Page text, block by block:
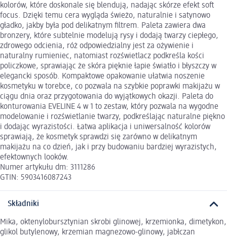
kolorów, które doskonale się blendują, nadając skórze efekt soft
focus. Dzięki temu cera wygląda świeżo, naturalnie i satynowo
gładko, jakby była pod delikatnym filtrem. Paleta zawiera dwa
bronzery, które subtelnie modelują rysy i dodają twarzy ciepłego,
zdrowego odcienia, róż odpowiedzialny jest za ożywienie i
naturalny rumieniec, natomiast rozświetlacz podkreśla kości
policzkowe, sprawiając że skóra pięknie łapie światło i błyszczy w
elegancki sposób. Kompaktowe opakowanie ułatwia noszenie
kosmetyku w torebce, co pozwala na szybkie poprawki makijażu w
ciągu dnia oraz przygotowania do wyjątkowych okazji. Paleta do
konturowania EVELINE 4 w 1 to zestaw, który pozwala na wygodne
modelowanie i rozświetlanie twarzy, podkreślając naturalne piękno
i dodając wyrazistości. Łatwa aplikacja i uniwersalność kolorów
sprawiają, że kosmetyk sprawdzi się zarówno w delikatnym
makijażu na co dzień, jak i przy budowaniu bardziej wyrazistych,
efektownych looków.
Numer artykułu dm: 3111286
GTIN: 5903416087243
Składniki
Mika, oktenylobursztynian skrobi glinowej, krzemionka, dimetykon,
glikol butylenowy, krzemian magnezowo-glinowy, jabłczan